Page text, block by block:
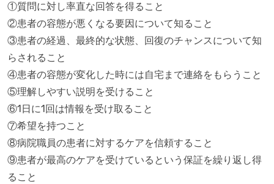
①質問に対し率直な回答を得ること
②患者の容態が悪くなる要因について知ること
③患者の経過、最終的な状態、回復のチャンスについて知
らされること
④患者の容態が変化した時には自宅まで連絡をもらうこと
⑤理解しやすい説明を受けること
⑥1日に1回は情報を受け取ること
⑦希望を持つこと
⑧病院職員の患者に対するケアを信頼すること
⑨患者が最高のケアを受けているという保証を繰り返し得
ること